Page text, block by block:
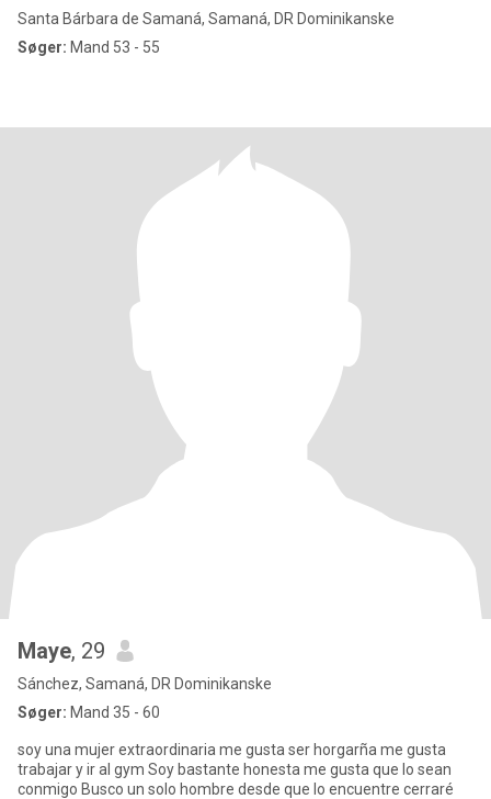
Santa Bárbara de Samaná, Samaná, DR Dominikanske
Søger: Mand 53 - 55
Maye, 29
Sánchez, Samaná, DR Dominikanske
Søger: Mand 35 - 60
soy una mujer extraordinaria me gusta ser horgarña me gusta
trabajar y ir al gym Soy bastante honesta me gusta que lo sean
conmigo Busco un solo hombre desde que lo encuentre cerraré